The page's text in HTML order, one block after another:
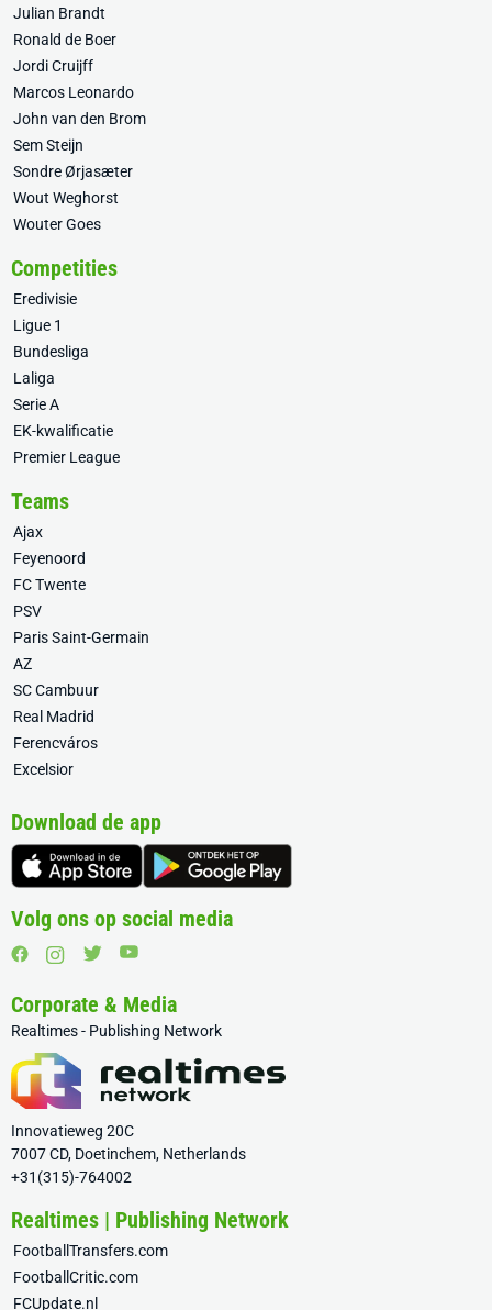
Julian Brandt
Ronald de Boer
Jordi Cruijff
Marcos Leonardo
John van den Brom
Sem Steijn
Sondre Ørjasæter
Wout Weghorst
Wouter Goes
Competities
Eredivisie
Ligue 1
Bundesliga
Laliga
Serie A
EK-kwalificatie
Premier League
Teams
Ajax
Feyenoord
FC Twente
PSV
Paris Saint-Germain
AZ
SC Cambuur
Real Madrid
Ferencváros
Excelsior
Download de app
Volg ons op social media
Corporate & Media
Realtimes - Publishing Network
Innovatieweg 20C
7007 CD, Doetinchem, Netherlands
+31(315)-764002
Realtimes | Publishing Network
FootballTransfers.com
FootballCritic.com
FCUpdate.nl